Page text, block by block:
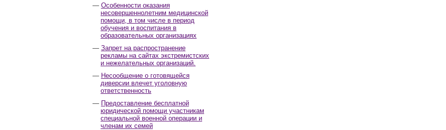
Особенности оказания
несовершеннолетним медицинской
помощи, в том числе в период
обучения и воспитания в
образовательных организациях
Запрет на распространение
рекламы на сайтах экстремистских
и нежелательных организаций.
Несообщение о готовящейся
диверсии влечет уголовную
ответственность
Предоставление бесплатной
юридической помощи участникам
специальной военной операции и
членам их семей